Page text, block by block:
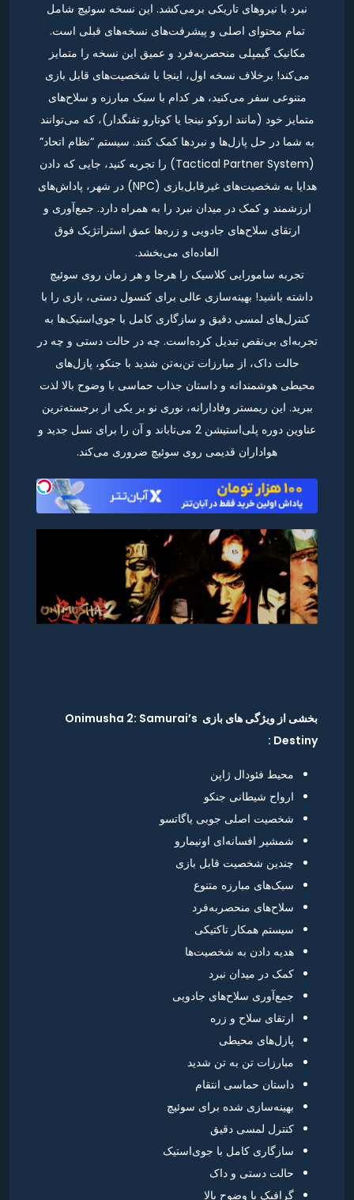
نبرد با نیروهای تاریکی برمی‌کشد. این نسخه سوئیچ شامل
تمام محتوای اصلی و پیشرفت‌های نسخه‌های قبلی است.
مکانیک گیمپلی منحصربه‌فرد و عمیق این نسخه را متمایز
می‌کند! برخلاف نسخه اول، اینجا با شخصیت‌های قابل بازی
متنوعی سفر می‌کنید، هر کدام با سبک مبارزه و سلاح‌های
متمایز خود (مانند اروکو نینجا یا کوتارو تفنگدار)، که می‌توانند
به شما در حل پازل‌ها و نبردها کمک کنند. سیستم “نظام اتحاد”
(Tactical Partner System) را تجربه کنید، جایی که دادن
هدایا به شخصیت‌های غیرقابل‌بازی (NPC) در شهر، پاداش‌های
ارزشمند و کمک در میدان نبرد را به همراه دارد. جمع‌آوری و
ارتقای سلاح‌های جادویی و زره‌ها عمق استراتژیک فوق
العاده‌ای می‌بخشد.
تجربه سامورایی کلاسیک را هرجا و هر زمان روی سوئیچ
داشته باشید! بهینه‌سازی عالی برای کنسول دستی، بازی را با
کنترل‌های لمسی دقیق و سازگاری کامل با جوی‌استیک‌ها به
تجربه‌ای بی‌نقص تبدیل کرده‌است. چه در حالت دستی و چه در
حالت داک، از مبارزات تن‌به‌تن شدید با جنکو، پازل‌های
محیطی هوشمندانه و داستان جذاب حماسی با وضوح بالا لذت
ببرید. این ریمستر وفادارانه، نوری نو بر یکی از برجسته‌ترین
عناوین دوره پلی‌استیشن 2 می‌تاباند و آن را برای نسل جدید و
هواداران قدیمی روی سوئیچ ضروری می‌کند.
بخشی از ویژگی های بازی Onimusha 2: Samurai’s
Destiny :
محیط فئودال ژاپن
ارواح شیطانی جنکو
شخصیت اصلی جوبی یاگاتسو
شمشیر افسانه‌ای اونیمارو
چندین شخصیت قابل بازی
سبک‌های مبارزه متنوع
سلاح‌های منحصربه‌فرد
سیستم همکار تاکتیکی
هدیه دادن به شخصیت‌ها
کمک در میدان نبرد
جمع‌آوری سلاح‌های جادویی
ارتقای سلاح و زره
پازل‌های محیطی
مبارزات تن به تن شدید
داستان حماسی انتقام
بهینه‌سازی شده برای سوئیچ
کنترل لمسی دقیق
سازگاری کامل با جوی‌استیک
حالت دستی و داک
گرافیک با وضوح بالا